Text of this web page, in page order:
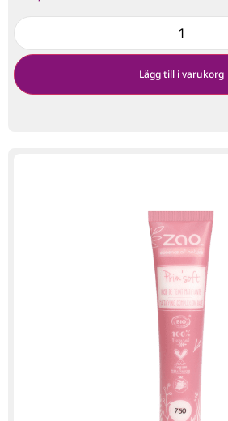
Lägg till i varukorg